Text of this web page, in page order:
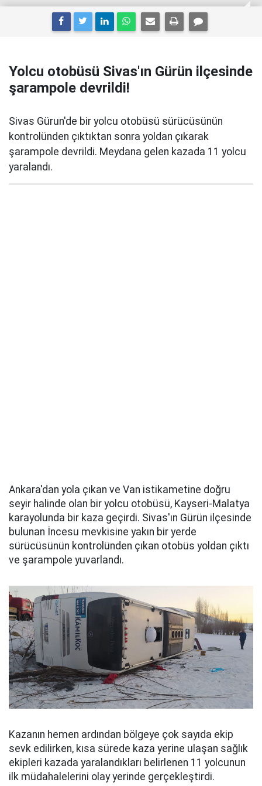
Yolcu otobüsü Sivas'ın Gürün ilçesinde
şarampole devrildi!
Sivas Gürun'de bir yolcu otobüsü sürücüsünün
kontrolünden çıktıktan sonra yoldan çıkarak
şarampole devrildi. Meydana gelen kazada 11 yolcu
yaralandı.
Ankara'dan yola çıkan ve Van istikametine doğru
seyir halinde olan bir yolcu otobüsü, Kayseri-Malatya
karayolunda bir kaza geçirdi. Sivas'ın Gürün ilçesinde
bulunan İncesu mevkisine yakın bir yerde
sürücüsünün kontrolünden çıkan otobüs yoldan çıktı
ve şarampole yuvarlandı.
Kazanın hemen ardından bölgeye çok sayıda ekip
sevk edilirken, kısa sürede kaza yerine ulaşan sağlık
ekipleri kazada yaralandıkları belirlenen 11 yolcunun
ilk müdahalelerini olay yerinde gerçekleştirdi.